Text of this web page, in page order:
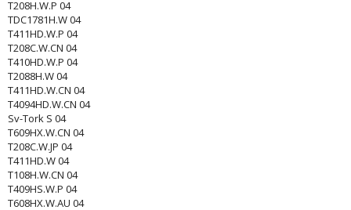
T208H.W.P 04
TDC1781H.W 04
T411HD.W.P 04
T208C.W.CN 04
T410HD.W.P 04
T2088H.W 04
T411HD.W.CN 04
T4094HD.W.CN 04
Sv-Tork S 04
T609HX.W.CN 04
T208C.W.JP 04
T411HD.W 04
T108H.W.CN 04
T409HS.W.P 04
T608HX.W.AU 04